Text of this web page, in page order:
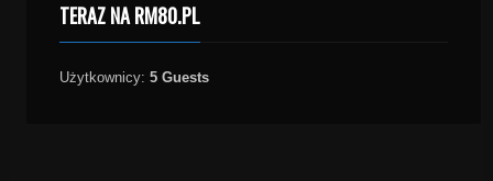
TERAZ NA RM80.PL
Użytkownicy: 5 Guests